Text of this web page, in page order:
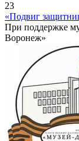
23
«Подвиг
При поддержке
Воронеж»